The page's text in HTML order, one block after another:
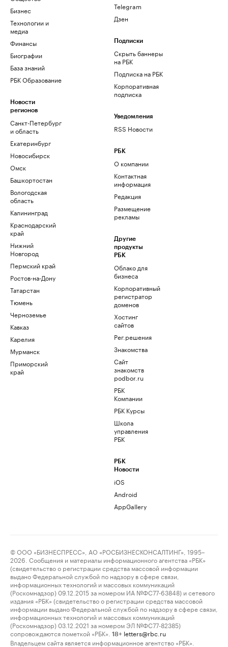
Бизнес
Технологии и
медиа
Финансы
Биографии
База знаний
РБК Образование
Новости
регионов
Санкт-Петербург
и область
Екатеринбург
Новосибирск
Омск
Башкортостан
Вологодская
область
Калининград
Краснодарский
край
Нижний
Новгород
Пермский край
Ростов-на-Дону
Татарстан
Тюмень
Черноземье
Кавказ
Карелия
Мурманск
Приморский
край
Telegram
Дзен
Подписки
Скрыть баннеры
на РБК
Подписка на РБК
Корпоративная
подписка
Уведомления
RSS Новости
РБК
О компании
Контактная
информация
Редакция
Размещение
рекламы
Другие
продукты
РБК
Облако для
бизнеса
Корпоративный
регистратор
доменов
Хостинг
сайтов
Рег.решения
Знакомства
Сайт
знакомств
podbor.ru
РБК
Компании
РБК Курсы
Школа
управления
РБК
РБК
Новости
iOS
Android
AppGallery
© ООО «БИЗНЕСПРЕСС», АО «РОСБИЗНЕСКОНСАЛТИНГ», 1995–
2026. Сообщения и материалы информационного агентства «РБК»
(свидетельство о регистрации средства массовой информации
выдано Федеральной службой по надзору в сфере связи,
информационных технологий и массовых коммуникаций
(Роскомнадзор) 09.12.2015 за номером ИА №ФС77-63848) и сетевого
издания «РБК» (свидетельство о регистрации средства массовой
информации выдано Федеральной службой по надзору в сфере связи,
информационных технологий и массовых коммуникаций
(Роскомнадзор) 03.12.2021 за номером ЭЛ №ФС77-82385)
сопровождаются пометкой «РБК».
18+ letters@rbc.ru
Владельцем сайта является информационное агентство «РБК».